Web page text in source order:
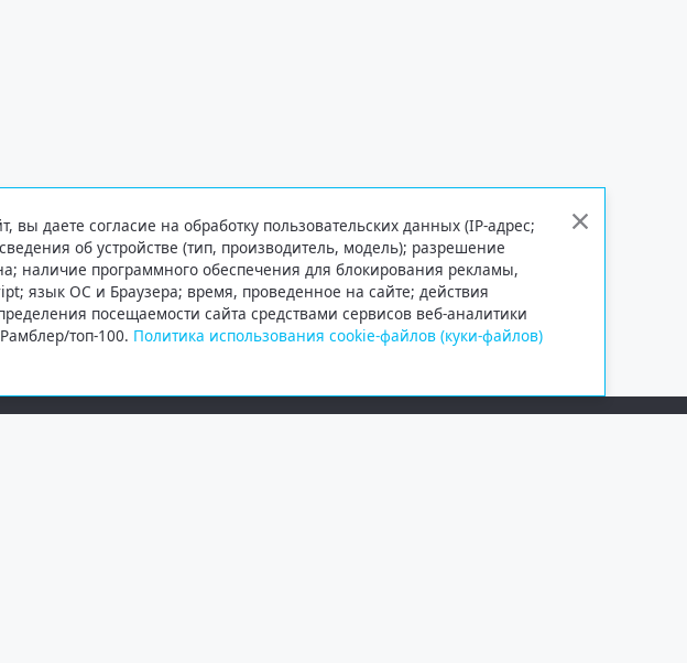
вы даете согласие на обработку пользовательских данных (IP-адрес;
об устройстве (тип, производитель, модель); разрешение
наличие программного обеспечения для блокирования рекламы,
язык ОС и Браузера; время, проведенное на сайте; действия
посещаемости сайта средствами сервисов веб-аналитики
топ-100. Политика использования cookie-файлов (куки-файлов)